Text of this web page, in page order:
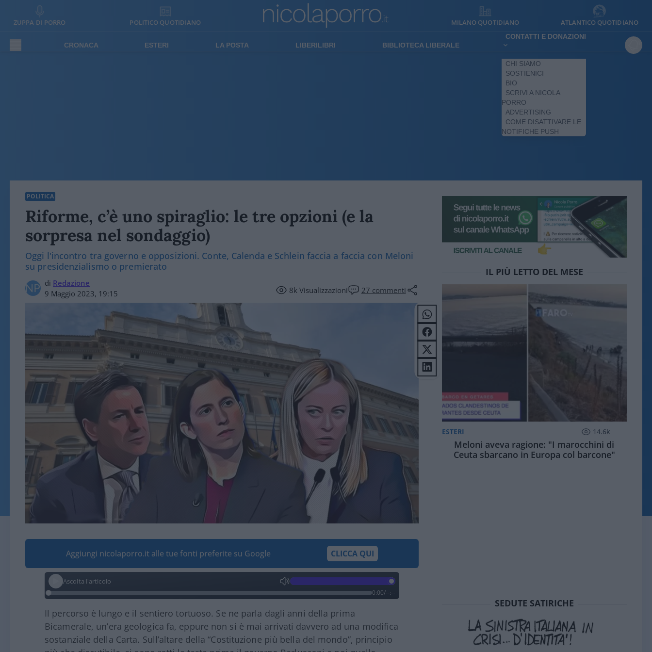
ZUPPA DI PORRO POLITICO QUOTIDIANO MILANO QUOTIDIANO ATLANTICO QUOTIDIANO
CRONACA ESTERI LA POSTA LIBERILIBRI BIBLIOTECA LIBERALE
CONTATTI E DONAZIONI
CHI SIAMO
SOSTIENICI
BIO
SCRIVI A NICOLA
PORRO
ADVERTISING
COME DISATTIVARE LE
NOTIFICHE PUSH
POLITICA
Riforme, c’è uno spiraglio: le tre opzioni (e la
sorpresa nel sondaggio)
Oggi l'incontro tra governo e opposizioni. Conte, Calenda e Schlein faccia a faccia con Meloni
su presidenzialismo o premierato
di Redazione
9 Maggio 2023, 19:15
8kVisualizzazioni 27 commenti
Aggiungi nicolaporro.it alle tue fonti preferite su Google CLICCA QUI
Ascolta l'articolo
0:00/--:--
Il percorso è lungo e il sentiero tortuoso. Se ne parla dagli anni della prima
Bicamerale, un’era geologica fa, eppure non si è mai arrivati davvero ad una modifica
sostanziale della Carta. Sull’altare della “Costituzione più bella del mondo”, principio
IL PIÙ LETTO DEL MESE
ESTERI 14.6k
Meloni aveva ragione: "I marocchini di
Ceuta sbarcano in Europa col barcone"
SEDUTE SATIRICHE